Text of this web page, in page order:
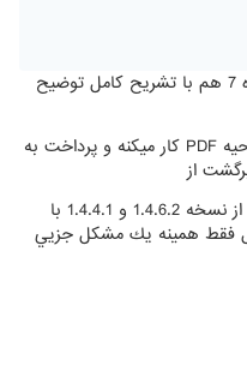
دانوش عزيز همانطور كه در پست شماره 7 هم با تشريح كامل توضيح
به خوبي روي نسخه 1.4.4.1 بدون اصلاحيه PDF كار ميكنه و پرداخت به
از
بانك فاكتور فروش را نشان نمي دهد و از نسخه 1.4.6.2 و 1.4.4.1 با
فقط همينه يك مشكل جزيي